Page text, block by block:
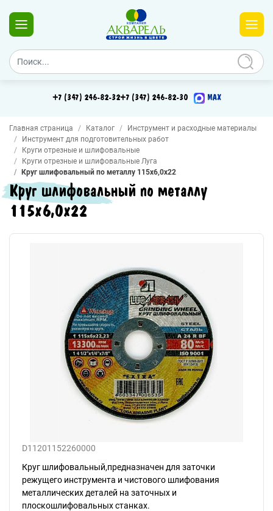
+7 (347) 246-82-32+7 (347) 246-82-30 MAX
Главная страница Каталог
Инструмент и расходные материалы
Инструмент для подготовительных работ
Круги отрезные и шлифовальные
Круги отрезные и шлифовальные Луга
Круг шлифовальный по металлу 115х6,0х22
Круг шлифовальный по металлу
115х6,0х22
D11201152260000
Круг шлифовальный,предназначен для заточки
режущего инструмента и чистового шлифования
металлических деталей на заточных и
плоскошлифовальных станках.